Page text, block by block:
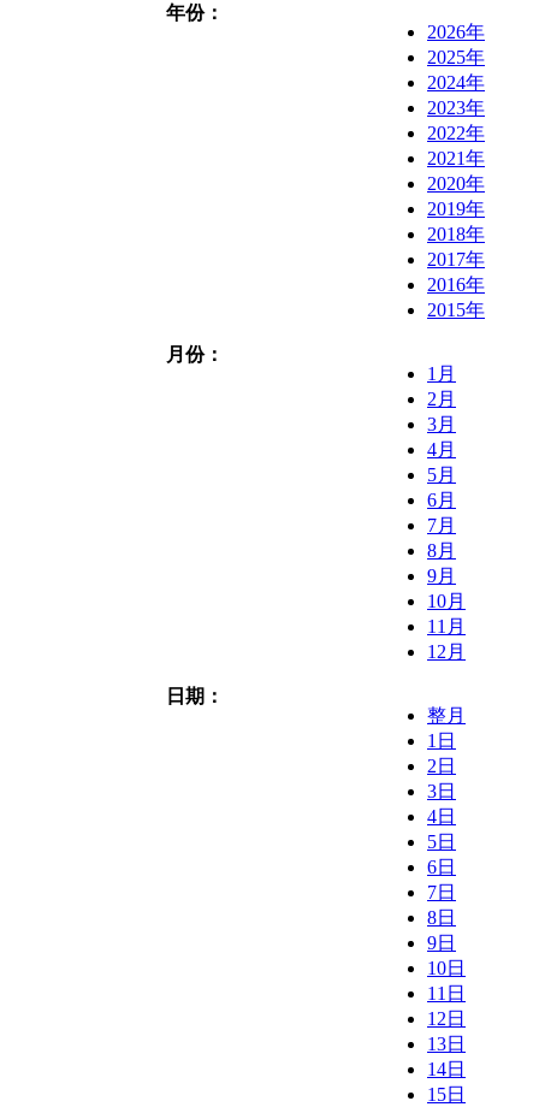
年份：
2026年
2025年
2024年
2023年
2022年
2021年
2020年
2019年
2018年
2017年
2016年
2015年
月份：
1月
2月
3月
4月
5月
6月
7月
8月
9月
10月
11月
12月
日期：
整月
1日
2日
3日
4日
5日
6日
7日
8日
9日
10日
11日
12日
13日
14日
15日